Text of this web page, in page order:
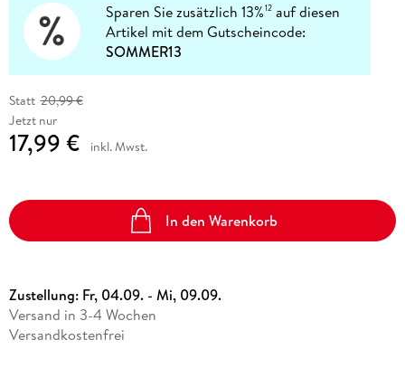
Sparen Sie zusätzlich 13%12 auf diesen
Artikel mit dem Gutscheincode:
SOMMER13
Statt 20,99 €
Jetzt nur
17,99 € inkl. Mwst.
In den Warenkorb
Zustellung: Fr, 04.09. - Mi, 09.09.
Versand in 3-4 Wochen
Versandkostenfrei